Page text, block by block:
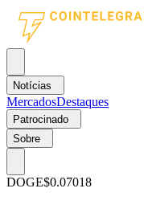
Notícias
MercadosDestaques
Patrocinado
Sobre
DOGE$0.07018